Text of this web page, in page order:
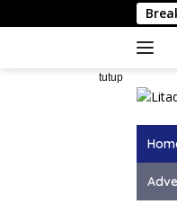
ke
tutup